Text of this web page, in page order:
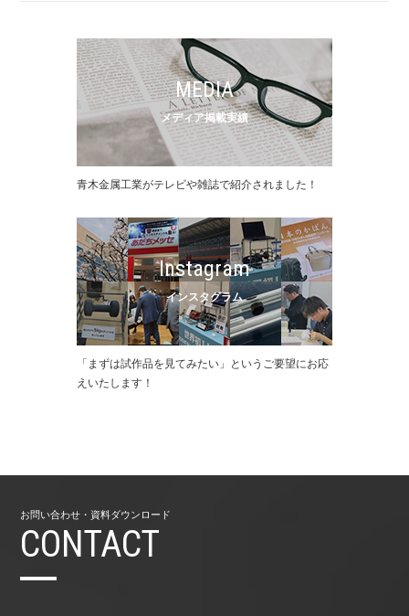
MEDIA
メディア掲載実績
⻘⽊⾦属⼯業がテレビや雑誌で紹介されました！
Instagram
インスタグラム
「まずは試作品を⾒てみたい」というご要望にお応
えいたします！
お問い合わせ・資料ダウンロード
CONTACT